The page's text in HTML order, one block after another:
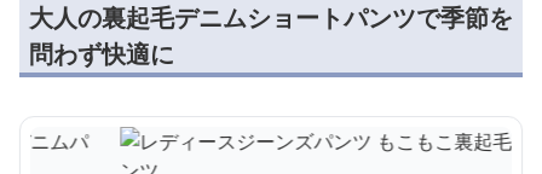
大人の裏起毛デニムショートパンツで季節を
問わず快適に